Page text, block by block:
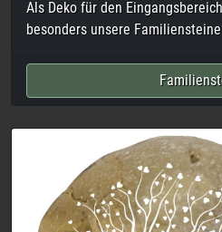
Ein ganz persönliches und
Brautpaares und einem